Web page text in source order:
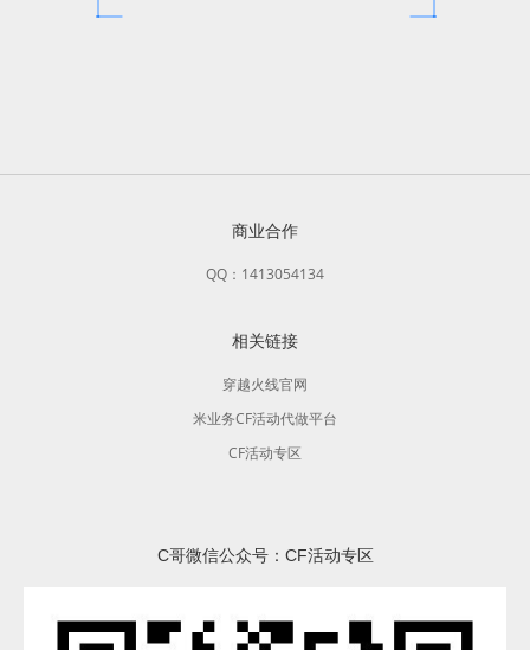
商业合作
QQ：1413054134
相关链接
穿越火线官网
米业务CF活动代做平台
CF活动专区
C哥微信公众号：CF活动专区